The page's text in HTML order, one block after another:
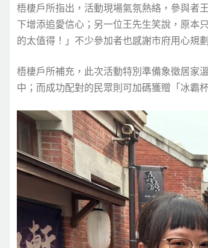
梧棲戶所指出，活動現場氣氛熱絡，參與者
下增添追愛信心；另一位王先生笑說，原本
的太值得！」不少參加者也感謝市府用心規
梧棲戶所補充，此次活動特別準備象徵居家
中；而成功配對的民眾則可加碼獲贈「冰霸